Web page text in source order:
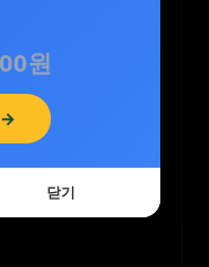
원
→
닫기
원
→
닫기